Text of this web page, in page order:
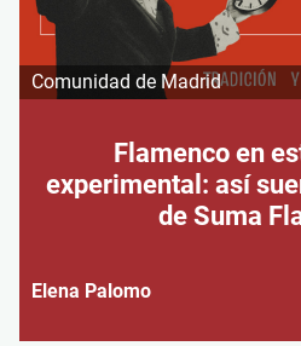
Comunidad de Madrid
Flamenco en
experimental: así
de Suma
Elena Palomo